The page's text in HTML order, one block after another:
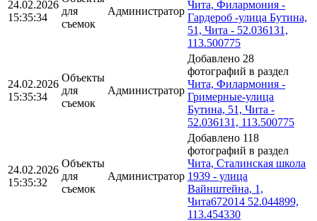
24.02.2026
15:35:34
для
съемок
Администратор
Чита, Филармония -
Гардероб -улица Бутина,
51, Чита - 52.036131,
113.500775
24.02.2026
15:35:34
Объекты
для
съемок
Администратор
Добавлено 28
фотографий в раздел
Чита, Филармония -
Гримерные-улица
Бутина, 51, Чита -
52.036131, 113.500775
24.02.2026
15:35:32
Объекты
для
съемок
Администратор
Добавлено 118
фотографий в раздел
Чита, Сталинская школа
1939 - улица
Вайнштейна, 1,
Чита672014 52.044899,
113.454330